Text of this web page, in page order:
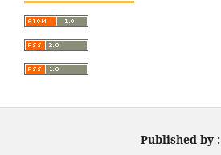
Published by :